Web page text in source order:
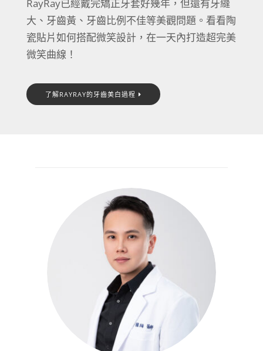
RayRay已經戴完矯正牙套好幾年，但還有牙縫
大、牙齒黃、牙齒比例不佳等美觀問題。看看陶
瓷貼片如何搭配微笑設計，在一天內打造超完美
微笑曲線！
了解RAYRAY的牙齒美白過程